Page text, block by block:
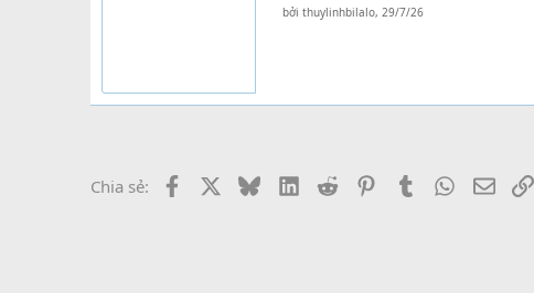
bởi thuylinhbilalo, 29/7/26
Chia sẻ: Facebook BlueskyLinkedIn
Reddit PinterestTumblr WhatsApp
Email